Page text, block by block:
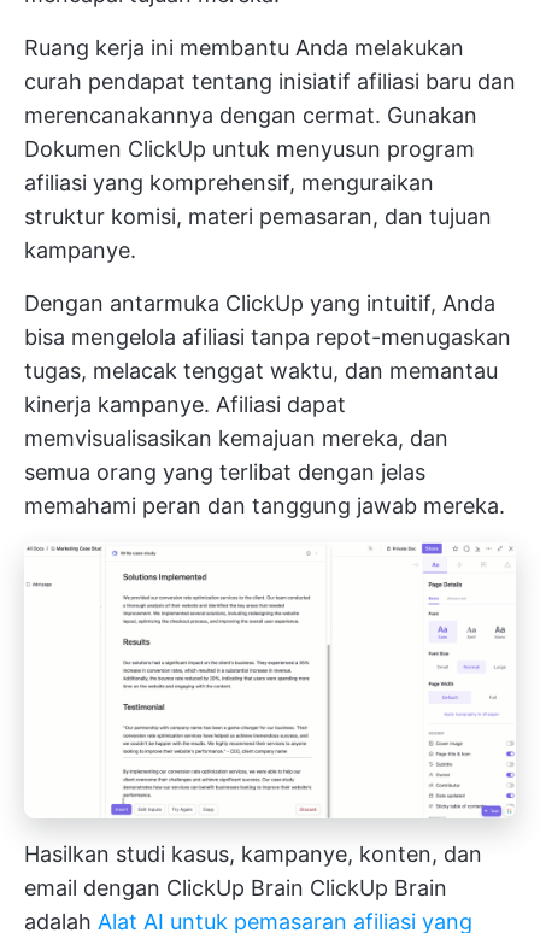
Ruang kerja ini membantu Anda melakukan
curah pendapat tentang inisiatif afiliasi baru dan
merencanakannya dengan cermat. Gunakan
Dokumen ClickUp untuk menyusun program
afiliasi yang komprehensif, menguraikan
struktur komisi, materi pemasaran, dan tujuan
kampanye.
Dengan antarmuka ClickUp yang intuitif, Anda
bisa mengelola afiliasi tanpa repot-menugaskan
tugas, melacak tenggat waktu, dan memantau
kinerja kampanye. Afiliasi dapat
memvisualisasikan kemajuan mereka, dan
semua orang yang terlibat dengan jelas
memahami peran dan tanggung jawab mereka.
Hasilkan studi kasus, kampanye, konten, dan
email dengan ClickUp Brain ClickUp Brain
adalah Alat AI untuk pemasaran afiliasi yang